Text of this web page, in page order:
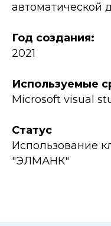
автоматической
Год создания:
2021
Используемые
Microsoft visual
Статус
Использование
"ЭЛМАНК"